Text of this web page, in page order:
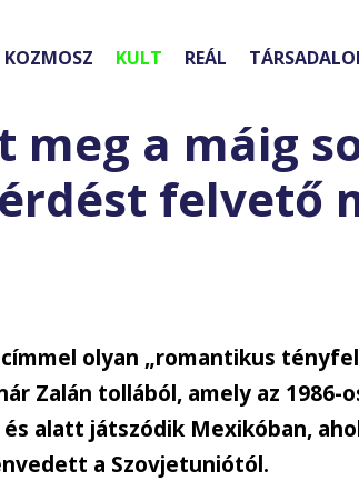
KOZMOSZ KULT REÁL
meg a máig
felvető
olyan „romantikus
Zalán tollából, amely az 1986-
alatt játszódik Mexikóban,
a Szovjetuniótól.